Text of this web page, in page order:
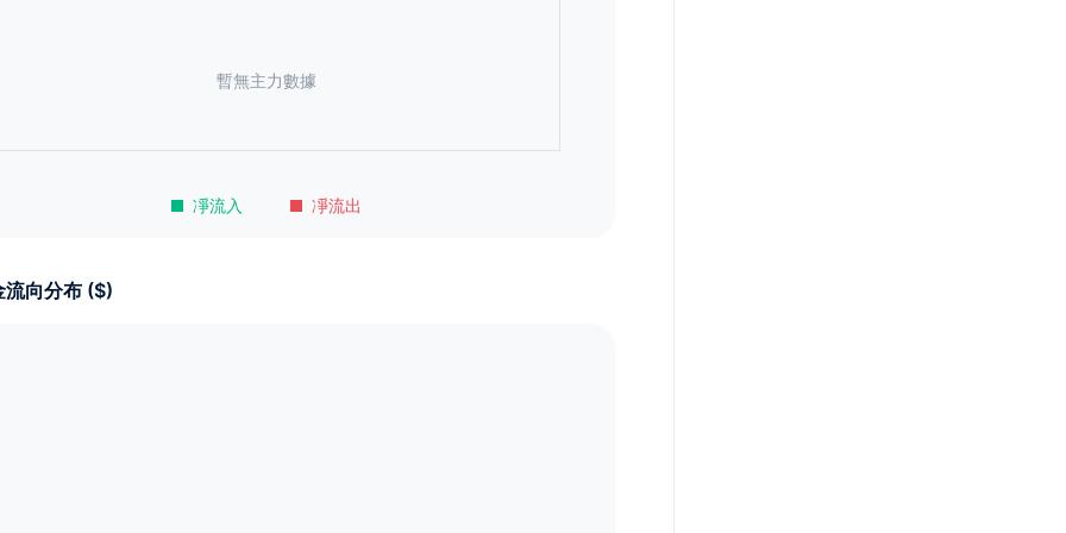
凈流入 凈流出
暫無主力數據
向分布 ($)